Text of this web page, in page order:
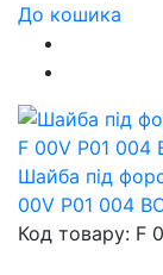
До кошика
Шайба під
00V P01 004
Код товару: F